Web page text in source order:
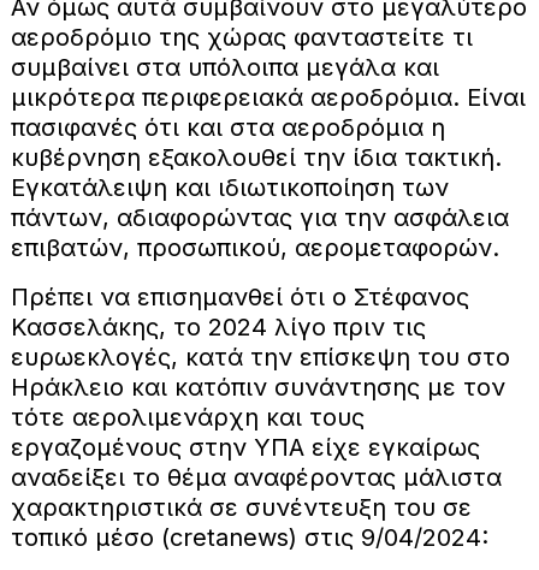
Αν όμως αυτά συμβαίνουν στο μεγαλύτερο
αεροδρόμιο της χώρας φανταστείτε τι
συμβαίνει στα υπόλοιπα μεγάλα και
μικρότερα περιφερειακά αεροδρόμια. Είναι
πασιφανές ότι και στα αεροδρόμια η
κυβέρνηση εξακολουθεί την ίδια τακτική.
Εγκατάλειψη και ιδιωτικοποίηση των
πάντων, αδιαφορώντας για την ασφάλεια
επιβατών, προσωπικού, αερομεταφορών.
Πρέπει να επισημανθεί ότι ο Στέφανος
Κασσελάκης, το 2024 λίγο πριν τις
ευρωεκλογές, κατά την επίσκεψη του στο
Ηράκλειο και κατόπιν συνάντησης με τον
τότε αερολιμενάρχη και τους
εργαζομένους στην ΥΠΑ είχε εγκαίρως
αναδείξει το θέμα αναφέροντας μάλιστα
χαρακτηριστικά σε συνέντευξη του σε
τοπικό μέσο (cretanews) στις 9/04/2024: